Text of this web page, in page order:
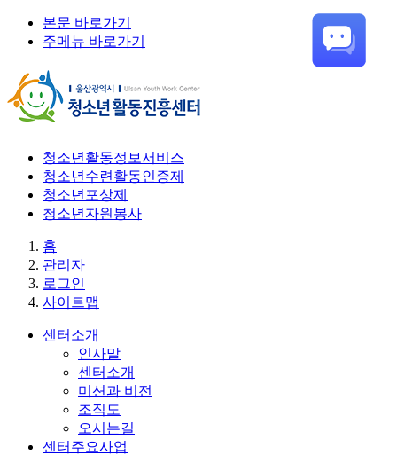
본문 바로가기
주메뉴 바로가기
청소년활동정보서비스
청소년수련활동인증제
청소년포상제
청소년자원봉사
홈
관리자
로그인
사이트맵
센터소개
인사말
센터소개
미션과 비전
조직도
오시는길
센터주요사업